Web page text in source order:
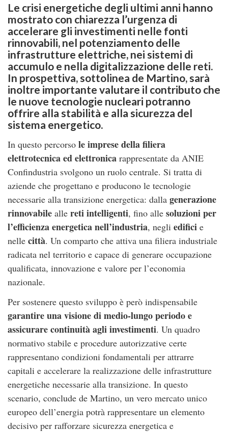
Le crisi energetiche degli ultimi anni hanno
mostrato con chiarezza l’urgenza di
accelerare gli investimenti nelle fonti
rinnovabili, nel potenziamento delle
infrastrutture elettriche, nei sistemi di
accumulo e nella digitalizzazione delle reti.
In prospettiva, sottolinea de Martino, sarà
inoltre importante valutare il contributo che
le nuove tecnologie nucleari potranno
offrire alla stabilità e alla sicurezza del
sistema energetico.
In questo percorso le imprese della filiera
elettrotecnica ed elettronica rappresentate da ANIE
Confindustria svolgono un ruolo centrale. Si tratta di
aziende che progettano e producono le tecnologie
necessarie alla transizione energetica: dalla generazione
rinnovabile alle reti intelligenti, fino alle soluzioni per
l’efficienza energetica nell’industria, negli edifici e
nelle città. Un comparto che attiva una filiera industriale
radicata nel territorio e capace di generare occupazione
qualificata, innovazione e valore per l’economia
nazionale.
Per sostenere questo sviluppo è però indispensabile
garantire una visione di medio-lungo periodo e
assicurare continuità agli investimenti. Un quadro
normativo stabile e procedure autorizzative certe
rappresentano condizioni fondamentali per attrarre
capitali e accelerare la realizzazione delle infrastrutture
energetiche necessarie alla transizione. In questo
scenario, conclude de Martino, un vero mercato unico
europeo dell’energia potrà rappresentare un elemento
decisivo per rafforzare sicurezza energetica e